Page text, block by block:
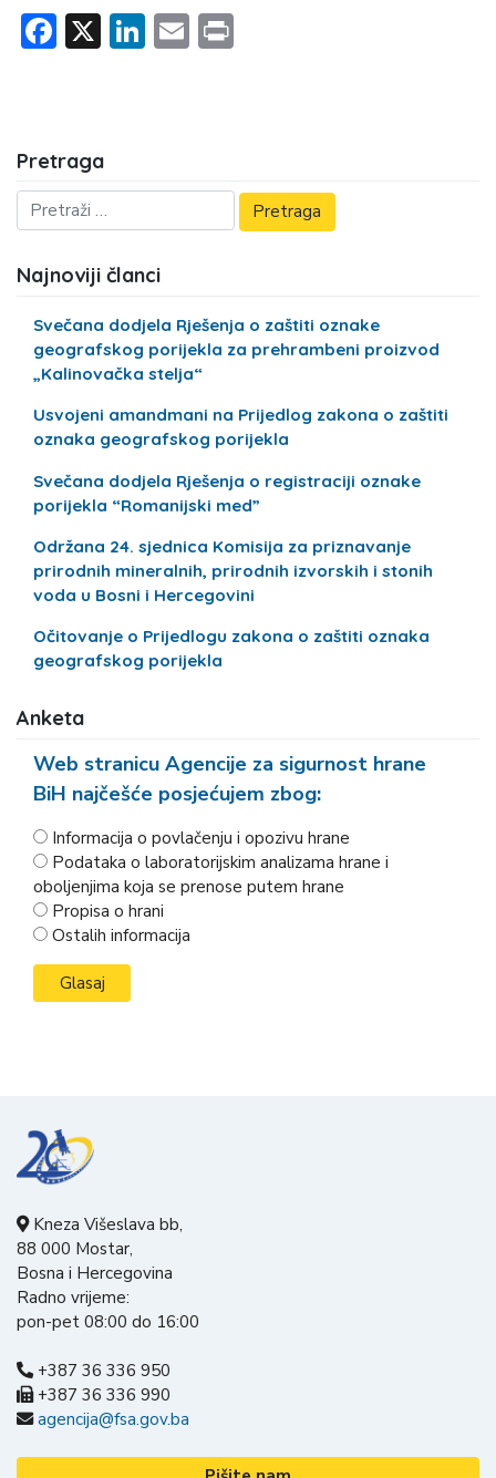
Facebook
X LinkedIn
Email
Pretraga
Najnoviji članci
Svečana dodjela Rješenja o zaštiti oznake
geografskog porijekla za prehrambeni proizvod
„Kalinovačka stelja“
Usvojeni amandmani na Prijedlog zakona o zaštiti
oznaka geografskog porijekla
Svečana dodjela Rješenja o registraciji oznake
porijekla “Romanijski med”
Održana 24. sjednica Komisija za priznavanje
prirodnih mineralnih, prirodnih izvorskih i stonih
voda u Bosni i Hercegovini
Očitovanje o Prijedlogu zakona o zaštiti oznaka
geografskog porijekla
Anketa
Web stranicu Agencije za sigurnost hrane
BiH najčešće posjećujem zbog:
Informacija o povlačenju i opozivu hrane
Podataka o laboratorijskim analizama hrane i
oboljenjima koja se prenose putem hrane
Propisa o hrani
Ostalih informacija
Kneza Višeslava bb,
88 000 Mostar,
Bosna i Hercegovina
Radno vrijeme:
pon-pet 08:00 do 16:00
+387 36 336 950
+387 36 336 990
agencija@fsa.gov.ba